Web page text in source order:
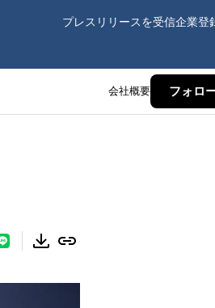
プレスリリースを受信企業登
会社概要 フォロ